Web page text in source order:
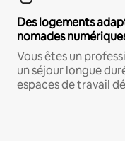
Des logements
nomades
Vous êtes un
un séjour longue
espaces de travail